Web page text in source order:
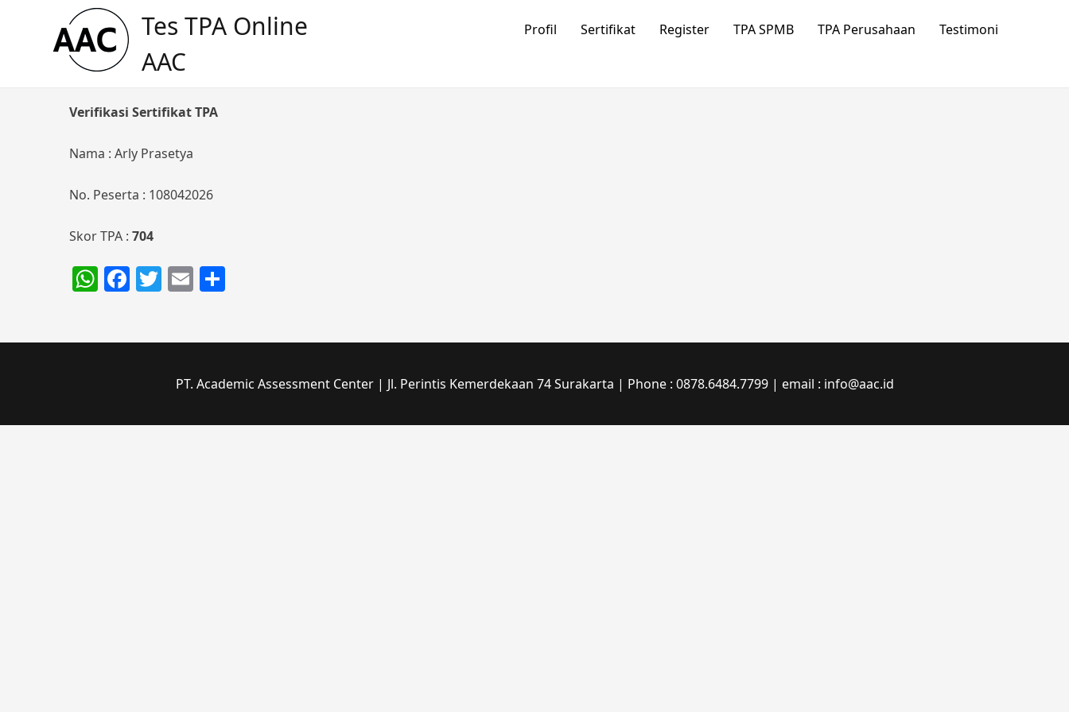
Tes TPA Online
AAC
Profil Sertifikat Register TPA SPMB TPA Perusahaan Testimoni
Verifikasi Sertifikat TPA
Nama : Arly Prasetya
No. Peserta : 108042026
Skor TPA : 704
WhatsApp
Facebook
Twitter
Email
PT. Academic Assessment Center | Jl. Perintis Kemerdekaan 74 Surakarta | Phone : 0878.6484.7799 | email : info@aac.id